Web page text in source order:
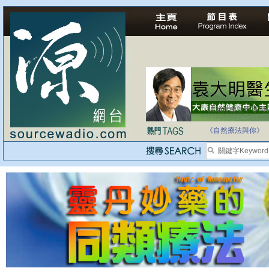
法治社會並不等同
自家教育合法化-
《自然療法與你》